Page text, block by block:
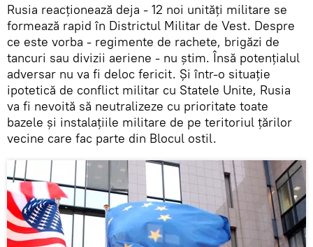
Rusia reacționează deja - 12 noi unități militare se
formează rapid în Districtul Militar de Vest. Despre
ce este vorba - regimente de rachete, brigăzi de
tancuri sau divizii aeriene - nu știm. Însă potențialul
adversar nu va fi deloc fericit. Și într-o situație
ipotetică de conflict militar cu Statele Unite, Rusia
va fi nevoită să neutralizeze cu prioritate toate
bazele și instalațiile militare de pe teritoriul țărilor
vecine care fac parte din Blocul ostil.